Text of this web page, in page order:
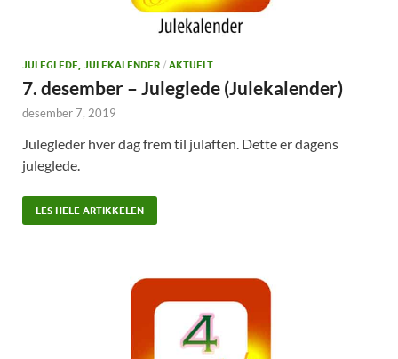
JULEGLEDE, JULEKALENDER / AKTUELT
7. desember – Juleglede (Julekalender)
desember 7, 2019
Julegleder hver dag frem til julaften. Dette er dagens
juleglede.
LES HELE ARTIKKELEN